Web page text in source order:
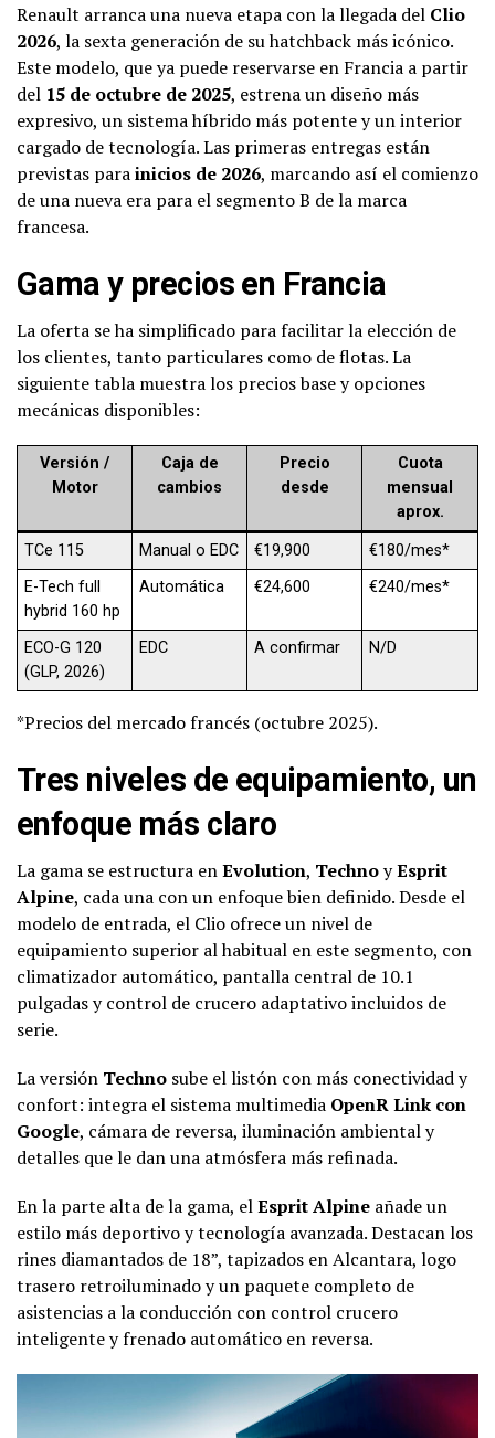
Renault arranca una nueva etapa con la llegada del Clio
2026, la sexta generación de su hatchback más icónico.
Este modelo, que ya puede reservarse en Francia a partir
del 15 de octubre de 2025, estrena un diseño más
expresivo, un sistema híbrido más potente y un interior
cargado de tecnología. Las primeras entregas están
previstas parainicios de 2026, marcando así el comienzo
de una nueva era para el segmento B de la marca
francesa.
Gama y precios en Francia
La oferta se ha simplificado para facilitar la elección de
los clientes, tanto particulares como de flotas. La
siguiente tabla muestra los precios base y opciones
mecánicas disponibles:
Versión /
Motor
Caja de
cambios
Precio
desde
Cuota
mensual
aprox.
TCe 115 Manual o EDC €19,900
€180/mes*
E-Tech full
hybrid 160 hp
Automática €24,600 €240/mes*
ECO-G 120
(GLP, 2026)
EDC A confirmar N/D
*Precios del mercado francés (octubre 2025).
Tres niveles de equipamiento, un
enfoque más claro
La gama se estructura enEvolution, TechnoyEsprit
Alpine, cada una con un enfoque bien definido. Desde el
modelo de entrada, el Clio ofrece un nivel de
equipamiento superior al habitual en este segmento, con
climatizador automático, pantalla central de 10.1
pulgadas y control de crucero adaptativo incluidos de
serie.
La versión Techno sube el listón con más conectividad y
confort: integra el sistema multimedia OpenR Link con
Google, cámara de reversa, iluminación ambiental y
detalles que le dan una atmósfera más refinada.
En la parte alta de la gama, elEsprit Alpine añade un
estilo más deportivo y tecnología avanzada. Destacan los
rines diamantados de 18”, tapizados en Alcantara, logo
trasero retroiluminado y un paquete completo de
asistencias a la conducción con control crucero
inteligente y frenado automático en reversa.